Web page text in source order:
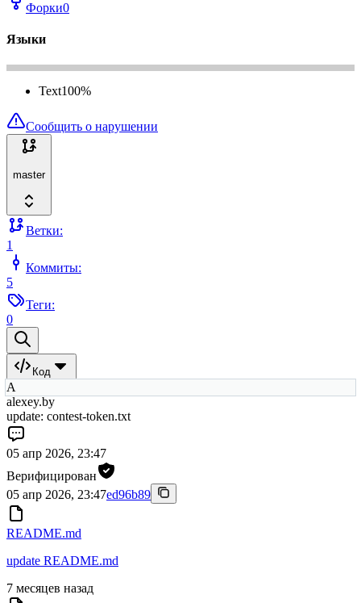
Форки0
Языки
Text100%
Сообщить о нарушении
master
Ветки:
1
Коммиты:
5
Теги:
0
Код
A
alexey.by
update: contest-token.txt
05 апр 2026, 23:47
Верифицирован
05 апр 2026, 23:47ed96b89
README.md
update README.md
7 месяцев назад